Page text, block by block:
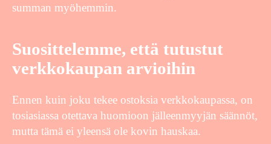
summan myöhemmin.
Suosittelemme, että tutustut
verkkokaupan arvioihin
Ennen kuin joku tekee ostoksia verkkokaupassa, on
tosiasiassa otettava huomioon jälleenmyyjän säännöt,
mutta tämä ei yleensä ole kovin hauskaa.